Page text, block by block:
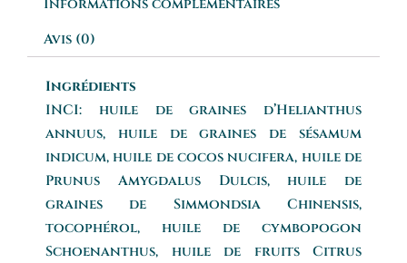
Informations complémentaires
Avis (0)
Ingrédients
INCI: huile de graines d’Helianthus
annuus, huile de graines de sésamum
indicum, huile de cocos nucifera, huile de
Prunus Amygdalus Dulcis, huile de
graines de Simmondsia Chinensis,
tocophérol, huile de cymbopogon
Schoenanthus, huile de fruits Citrus